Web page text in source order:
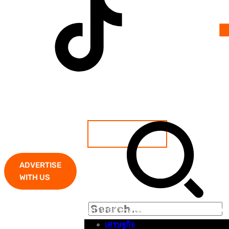
ADVERTISE
WITH US
เศรษฐกิจ-ลงทุน
เศรษฐกิจ